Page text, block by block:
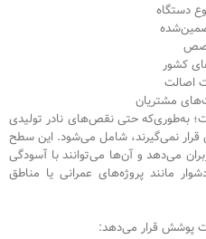
کشور
اصالت
مشتریان
به‌طوری‌که حتی نقص‌های نادر تولیدی
قرار نمی‌گیرند، شامل می‌شود. این سطح
می‌دهد و آن‌ها می‌توانند با آسودگی
مانند پروژه‌های عمرانی یا مناطق
پوشش قرار می‌دهد: